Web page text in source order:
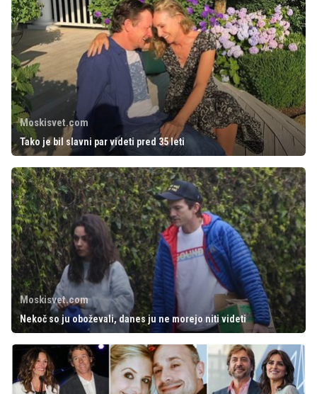
Moskisvet.com
Tako je bil slavni par videti pred 35 leti
Moskisvet.com
Nekoč so ju oboževali, danes ju ne morejo niti videti